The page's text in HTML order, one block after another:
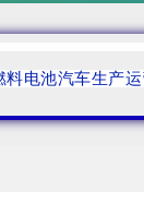
料电池汽车生产